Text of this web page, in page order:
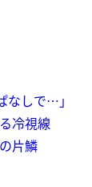
なしで…」
冷視線
片鱗